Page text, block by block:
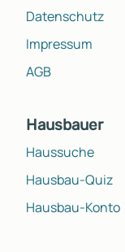
Datenschutz
Impressum
AGB
Hausbauer
Haussuche
Hausbau-Quiz
Hausbau-Konto